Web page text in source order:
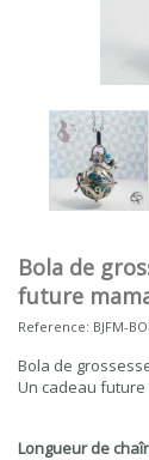
Bola de
future
Reference: BJFM-
Bola de
Un cadeau
Longueur de